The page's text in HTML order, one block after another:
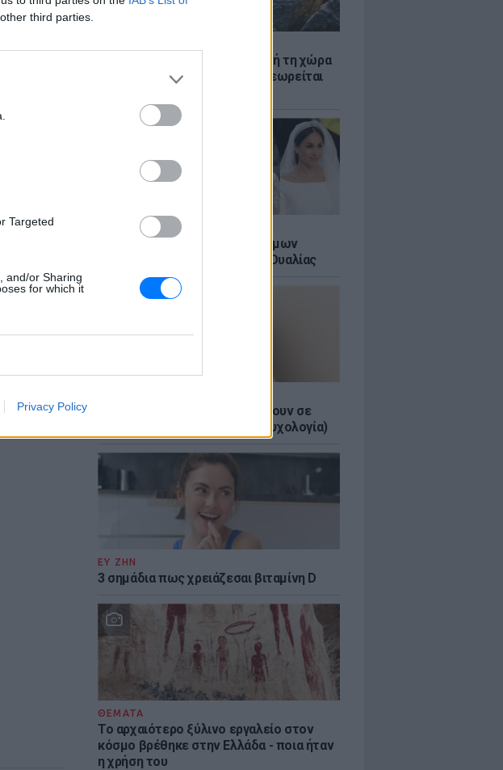
third parties.
Targeted
and/or Sharing
for which it
Privacy Policy
Η παράξενη ελευθερία: Σε αυτή τη χώρα
της Ευρώπης, το γuμνό δεν θεωρείται
ΘΕΜΑΤΑ
Το μυστικό των βασιλικών γάμων
κρύβεται σε ένα ορυχείο της Ουαλίας
Γιατί τα κομπλιμέντα σε φέρνουν σε
δύσκολη θέση (και τι λέει η ψυχολογία)
ΕΥ ΖΗΝ
3 σημάδια πως χρειάζεσαι βιταμίνη D
ΘΕΜΑΤΑ
Το αρχαιότερο ξύλινο εργαλείο στον
κόσμο βρέθηκε στην Ελλάδα - ποια ήταν
η χρήση του
τα
κλικ!